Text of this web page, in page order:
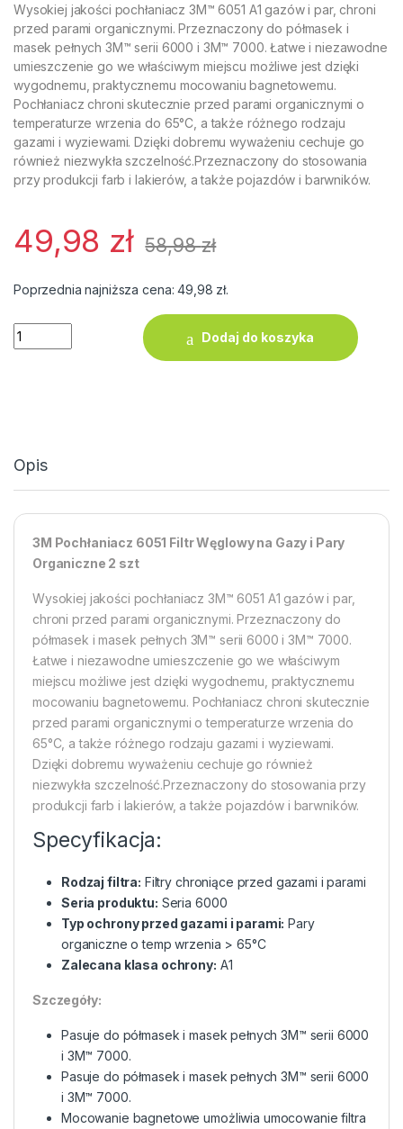
Wysokiej jakości pochłaniacz 3M™ 6051 A1 gazów i par, chroni
przed parami organicznymi. Przeznaczony do półmasek i
masek pełnych 3M™ serii 6000 i 3M™ 7000. Łatwe i niezawodne
umieszczenie go we właściwym miejscu możliwe jest dzięki
wygodnemu, praktycznemu mocowaniu bagnetowemu.
Pochłaniacz chroni skutecznie przed parami organicznymi o
temperaturze wrzenia do 65°C, a także różnego rodzaju
gazami i wyziewami. Dzięki dobremu wyważeniu cechuje go
również niezwykła szczelność.Przeznaczony do stosowania
przy produkcji farb i lakierów, a także pojazdów i barwników.
49,98 zł 58,98zł
Poprzednia najniższa cena:49,98 zł.
ilość 3M Pochłaniacz 6051 Filtr Węglowy na Gazy i Pary
Dodaj do koszyka
Opis
3M Pochłaniacz 6051 Filtr Węglowy na Gazy i Pary
Organiczne 2 szt
Wysokiej jakości pochłaniacz 3M™ 6051 A1 gazów i par,
chroni przed parami organicznymi. Przeznaczony do
półmasek i masek pełnych 3M™ serii 6000 i 3M™ 7000.
Łatwe i niezawodne umieszczenie go we właściwym
miejscu możliwe jest dzięki wygodnemu, praktycznemu
mocowaniu bagnetowemu. Pochłaniacz chroni skutecznie
przed parami organicznymi o temperaturze wrzenia do
65°C, a także różnego rodzaju gazami i wyziewami.
Dzięki dobremu wyważeniu cechuje go również
niezwykła szczelność.Przeznaczony do stosowania przy
produkcji farb i lakierów, a także pojazdów i barwników.
Specyfikacja:
Rodzaj filtra: Filtry chroniące przed gazami i parami
Seria produktu: Seria 6000
Typ ochrony przed gazami i parami: Pary
organiczne o temp wrzenia > 65°C
Zalecana klasa ochrony: A1
Szczegóły:
Pasuje do półmasek i masek pełnych 3M™ serii 6000
i 3M™ 7000.
Pasuje do półmasek i masek pełnych 3M™ serii 6000
i 3M™ 7000.
Mocowanie bagnetowe umożliwia umocowanie filtra